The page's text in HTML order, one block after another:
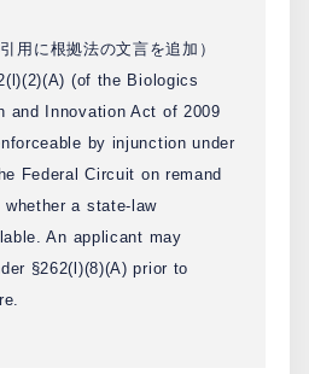
用に根拠法の文言を追加）
(of the Biologics
and Innovation Act of 2009
by injunction under
Federal Circuit on remand
a state-law
An applicant may
§262(l)(8)(A) prior to